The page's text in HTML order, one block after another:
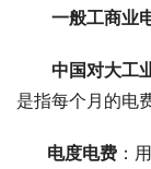
一般工商业
中国对大工
是指每个月的电
电度电费 ：